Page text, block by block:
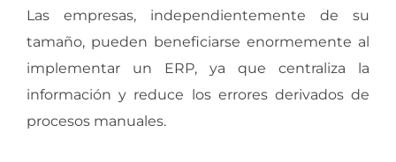
Las empresas, independientemente de su
tamaño, pueden beneficiarse enormemente al
implementar un ERP, ya que centraliza la
información y reduce los errores derivados de
procesos manuales.